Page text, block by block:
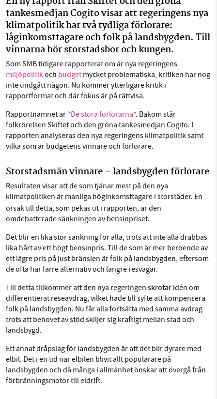
Facebook Instagram BlueSky
Threads LinkedIn
tankesmedjan Cogito visar att regeringens nya
klimatpolitik har två tydliga förlorare:
låginkomsttagare och folk på landsbygden. Till
vinnarna hör storstadsbor och kungen.
Som SMB tidigare rapporterat om är nya regeringens
miljöpolitikoch budget mycket problematiska, kritiken har nog
inte undgått någon. Nu kommer ytterligare kritik i
rapportformat och där fokus är på rättvisa.
Rapportnamnet är “De stora förlorarna”. Bakom står
folkrörelsen Skiftet och den gröna tankesmedjan Cogito. I
rapporten analyseras den nya regeringens klimatpolitik samt
vilka som är budgetens vinnare och förlorare.
Storstadsmän vinnare – landsbygden förlorare
Resultaten visar att de som tjänar mest på den nya
klimatpolitiken är manliga höginkomsttagare i storstäder. En
orsak till detta, som pekas ut i rapporten, är den
omdebatterade sänkningen av bensinpriset.
Det blir en lika stor sänkning för alla, trots att inte alla drabbas
lika hårt av ett högt bensinpris. Till de som är mer beroende av
ett lägre pris på just bränslen är folk på landsbygden, eftersom
de ofta har färre alternativ och längre resvägar.
Till detta tillkommer att den nya regeringen skrotar idén om
differentierat reseavdrag, vilket hade till syfte att kompensera
folk på landsbygden. Nu får alla fortsätta med samma avdrag
trots att behovet av stöd skiljer sig kraftigt mellan stad och
landsbygd.
Ett annat dråpslag för landsbygden är att det blir dyrare med
elbil. Det i en tid när elbilen blivit allt populärare på
landsbygden och då många i allmänhet önskar att övergå från
förbränningsmotor till eldrift.
1231368703
Läs vad vi vill göra